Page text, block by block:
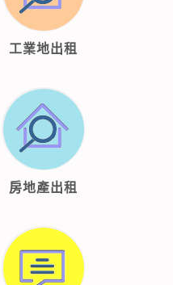
工業地出租
房地產出租